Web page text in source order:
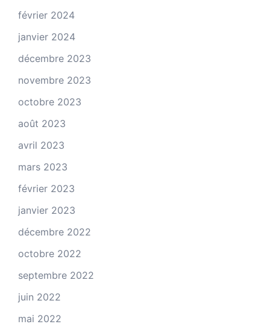
février 2024
janvier 2024
décembre 2023
novembre 2023
octobre 2023
août 2023
avril 2023
mars 2023
février 2023
janvier 2023
décembre 2022
octobre 2022
septembre 2022
juin 2022
mai 2022